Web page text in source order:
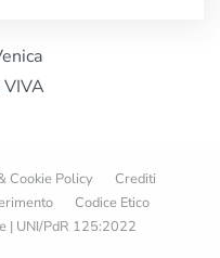
Cookie Policy
Crediti
Codice Etico
| UNI/PdR 125:2022